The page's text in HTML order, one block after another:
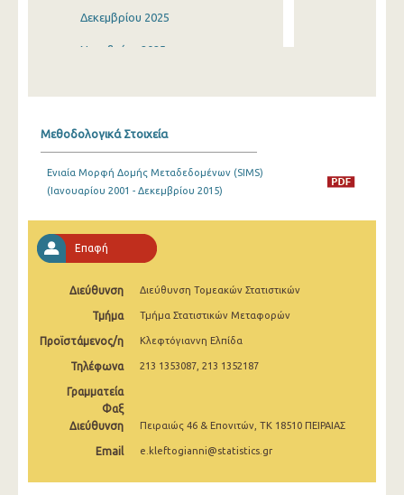
Δεκεμβρίου 2025
Νοεμβρίου 2025
Ιουλίου 2025
Μαΐου 2025
Μαρτίου 2025
Φεβρουαρίου 2025
Ιανουαρίου 2025
Δεκεμβρίου 2024
Μεθοδολογικά Στοιχεία
Ενιαία Μορφή Δομής Μεταδεδομένων (SIMS)
(Ιανουαρίου 2001 - Δεκεμβρίου 2015)
Επαφή
Διεύθυνση Διεύθυνση Τομεακών Στατιστικών
Τμήμα Τμήμα Στατιστικών Μεταφορών
Προϊστάμενος/η Κλεφτόγιαννη Ελπίδα
Τηλέφωνα 213 1353087, 213 1352187
Γραμματεία
Φαξ
Διεύθυνση
Πειραιώς 46 & Επονιτών, ΤΚ 18510 ΠΕΙΡΑΙΑΣ
Email e.kleftogianni@statistics.gr